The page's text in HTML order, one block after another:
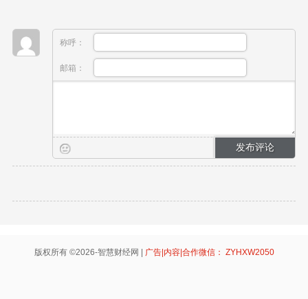
称呼：
邮箱：
版权所有 ©2026-智慧财经网 | 广告|内容|合作微信： ZYHXW2050